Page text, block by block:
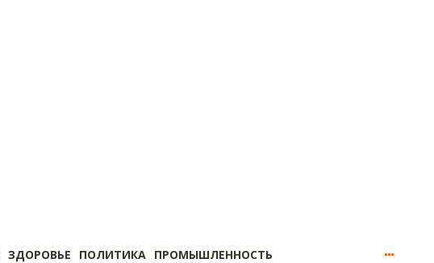
ЗДОРОВЬЕ ПОЛИТИКА ПРОМЫШЛЕННОСТЬ